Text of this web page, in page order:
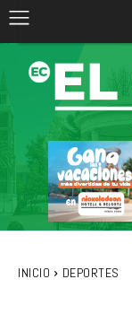
INICIO DEPORTES